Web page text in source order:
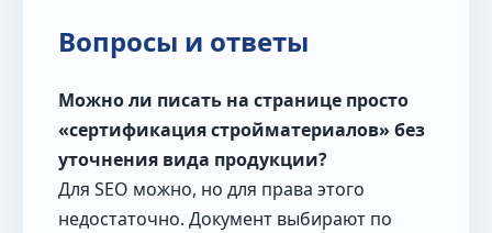
Вопросы и ответы
Можно ли писать на странице просто
«сертификация стройматериалов» без
уточнения вида продукции?
Для SEO можно, но для права этого
недостаточно. Документ выбирают по